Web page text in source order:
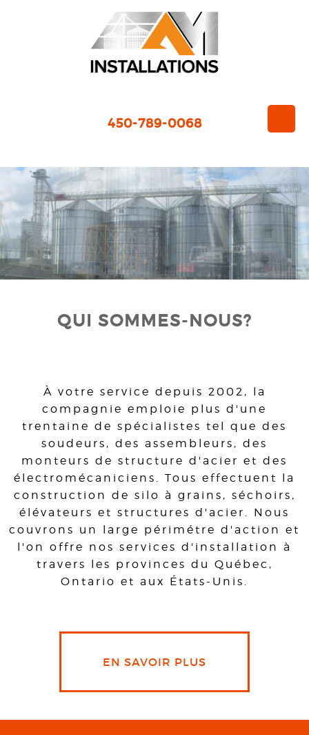
450-789-0068
QUI SOMMES-NOUS?
À votre service depuis 2002, la
compagnie emploie plus d'une
trentaine de spécialistes tel que des
soudeurs, des assembleurs, des
monteurs de structure d'acier et des
électromécaniciens. Tous effectuent la
construction de silo à grains, séchoirs,
élévateurs et structures d'acier. Nous
couvrons un large périmétre d'action et
l'on offre nos services d'installation à
travers les provinces du Québec,
Ontario et aux États-Unis.
EN SAVOIR PLUS